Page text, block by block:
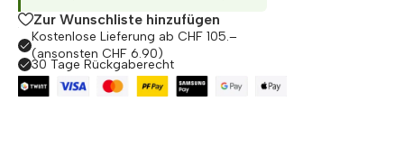
Zur Wunschliste hinzufügen
Kostenlose Lieferung ab CHF 105.–
(ansonsten CHF 6.90)
30 Tage Rückgaberecht